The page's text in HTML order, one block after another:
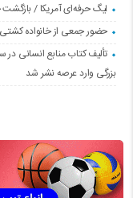
لیگ حرفه‌ای آمریکا / بازگشت
حضور جمعی از خانواده
تألیف کتاب منابع انسانی
بزرگی وارد عرصه نشر شد